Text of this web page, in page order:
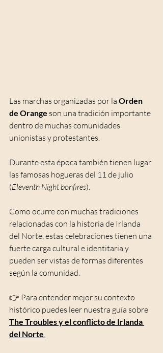
Las marchas organizadas por la Orden
de Orange son una tradición importante
dentro de muchas comunidades
unionistas y protestantes.
Durante esta época también tienen lugar
las famosas hogueras del 11 de julio
(Eleventh Night bonfires).
Como ocurre con muchas tradiciones
relacionadas con la historia de Irlanda
del Norte, estas celebraciones tienen una
fuerte carga cultural e identitaria y
pueden ser vistas de formas diferentes
según la comunidad.
👉 Para entender mejor su contexto
histórico puedes leer nuestra guía sobre
The Troubles y el conflicto de Irlanda
del Norte.